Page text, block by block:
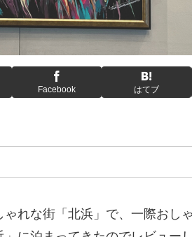
Facebook はてブ
れな街「北浜」で、一際おし